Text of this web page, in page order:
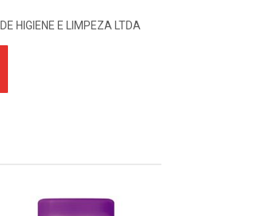
HIGIENE E LIMPEZA LTDA